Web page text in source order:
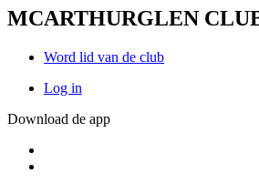
MCARTHURGLEN
Word lid van de club
Log in
Download de app